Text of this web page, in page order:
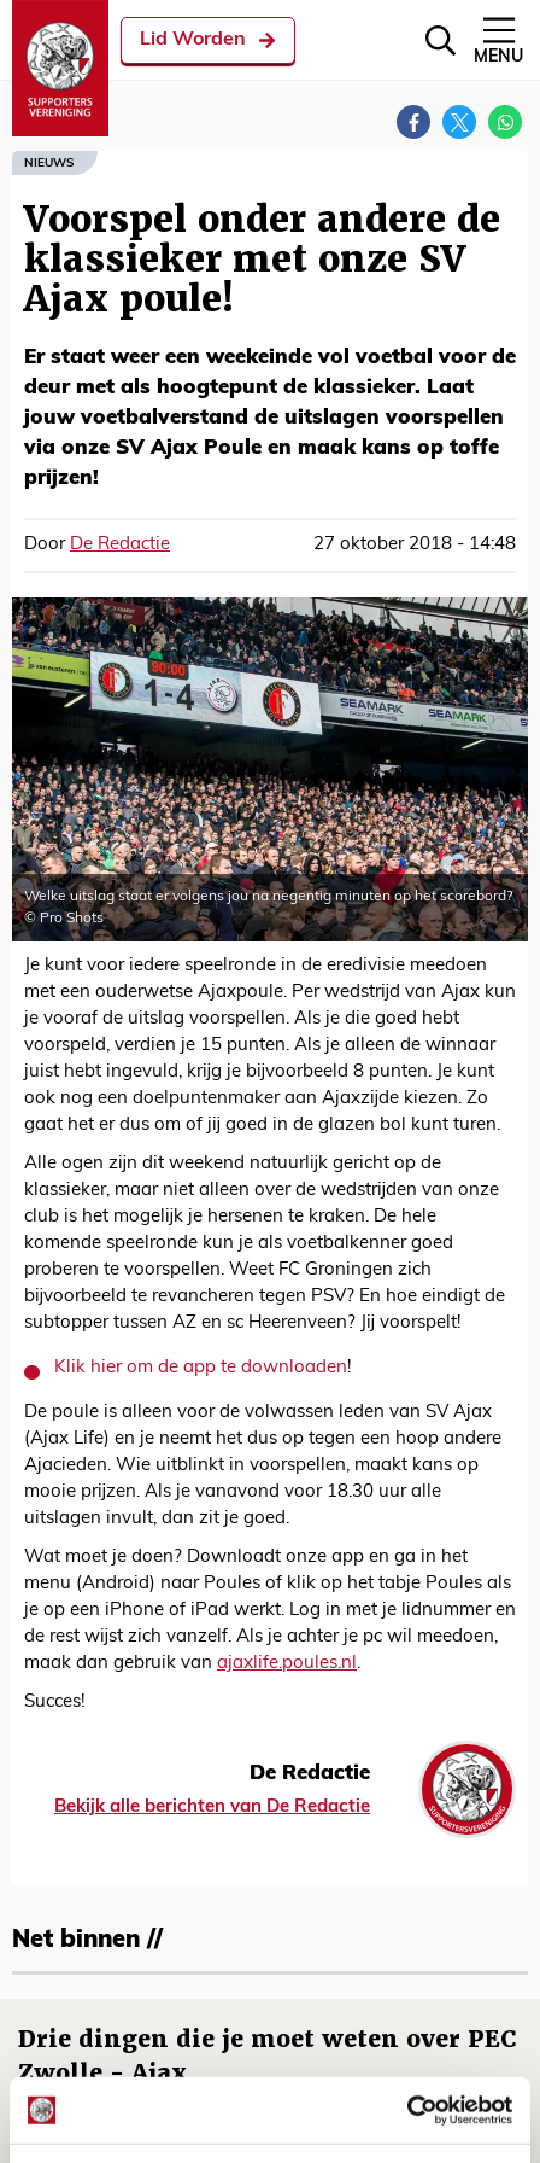
Lid Worden
MENU
NIEUWS
Voorspel onder andere de
klassieker met onze SV
Ajax poule!
Er staat weer een weekeinde vol voetbal voor de
deur met als hoogtepunt de klassieker. Laat
jouw voetbalverstand de uitslagen voorspellen
via onze SV Ajax Poule en maak kans op toffe
prijzen!
Door De Redactie 27 oktober 2018 - 14:48
Welke uitslag staat er volgens jou na negentig minuten op het scorebord?
© Pro Shots
Je kunt voor iedere speelronde in de eredivisie meedoen
met een ouderwetse Ajaxpoule. Per wedstrijd van Ajax kun
je vooraf de uitslag voorspellen. Als je die goed hebt
voorspeld, verdien je 15 punten. Als je alleen de winnaar
juist hebt ingevuld, krijg je bijvoorbeeld 8 punten. Je kunt
ook nog een doelpuntenmaker aan Ajaxzijde kiezen. Zo
gaat het er dus om of jij goed in de glazen bol kunt turen.
Alle ogen zijn dit weekend natuurlijk gericht op de
klassieker, maar niet alleen over de wedstrijden van onze
club is het mogelijk je hersenen te kraken. De hele
komende speelronde kun je als voetbalkenner goed
proberen te voorspellen. Weet FC Groningen zich
bijvoorbeeld te revancheren tegen PSV? En hoe eindigt de
subtopper tussen AZ en sc Heerenveen? Jij voorspelt!
Klik hier om de app te downloaden!
De poule is alleen voor de volwassen leden van SV Ajax
(Ajax Life) en je neemt het dus op tegen een hoop andere
Ajacieden. Wie uitblinkt in voorspellen, maakt kans op
mooie prijzen. Als je vanavond voor 18.30 uur alle
uitslagen invult, dan zit je goed.
Wat moet je doen? Downloadt onze app en ga in het
menu (Android) naar Poules of klik op het tabje Poules als
je op een iPhone of iPad werkt. Log in met je lidnummer en
de rest wijst zich vanzelf. Als je achter je pc wil meedoen,
maak dan gebruik van ajaxlife.poules.nl.
Succes!
De Redactie
Bekijk alle berichten van De Redactie
Net binnen //
Drie dingen die je moet weten over PEC
Zwolle - Ajax
08 AUGUSTUS 2026 - 12:32